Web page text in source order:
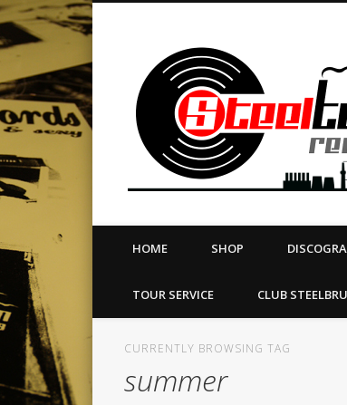
LABEL | MERCH | PRINT | DIY | FANZINE |
VimeoDribble LinkedIn
HOME SHOP
TOUR SERVICE CLUB
CURRENTLY BROWSING TAG
summer